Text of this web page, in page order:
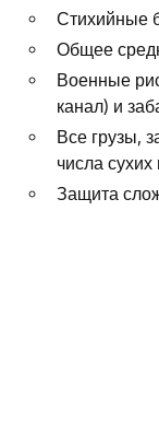
Стихийные
Общее
Военные
канал) и
Все грузы,
числа
Защита